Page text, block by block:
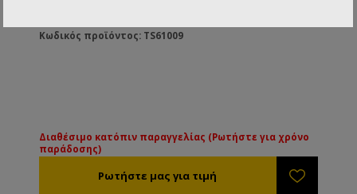
Κωδικός προϊόντος: TS61009
Διαθέσιμο κατόπιν παραγγελίας (Ρωτήστε για χρόνο
παράδοσης)